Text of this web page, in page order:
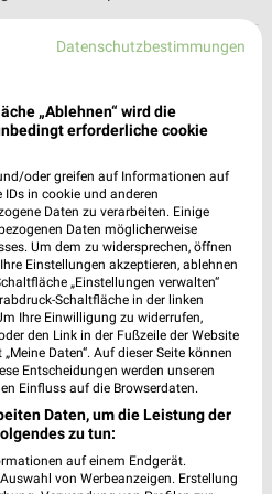
15
Uhr |
Schließt in 7 Min.
2 Prospekte
108
Uhr | Schließt in 7 Min.
2 Prospekte
Datenschutzbestimmungen
„Ablehnen“ wird die
erforderliche cookie
oder greifen auf Informationen auf
IDs in cookie und anderen
Daten zu verarbeiten. Einige
Daten möglicherweise
Um dem zu widersprechen, öffnen
Einstellungen akzeptieren, ablehnen
„Einstellungen verwalten“
Schaltfläche in der linken
Ihre Einwilligung zu widerrufen,
den Link in der Fußzeile der Website
Daten“. Auf dieser Seite können
Entscheidungen werden unseren
Einfluss auf die Browserdaten.
Daten, um die Leistung der
zu tun:
auf einem Endgerät.
von Werbeanzeigen. Erstellung